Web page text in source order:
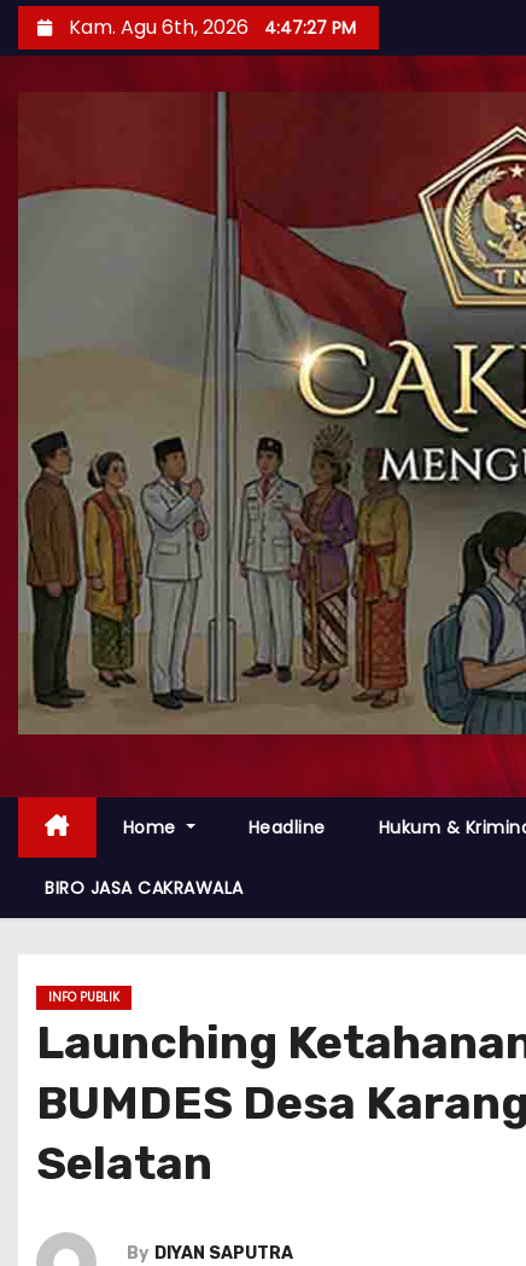
Kam. Agu 6th, 2026 4:47:29 PM
Home Headline Hukum &
BIRO JASA CAKRAWALA
INFO PUBLIK
Launching Ketahanan
BUMDES Desa
Selatan
By DIYAN SAPUTRA